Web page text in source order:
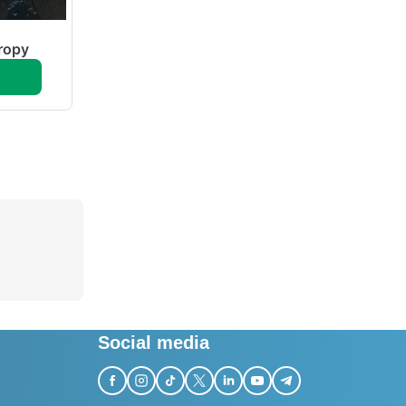
Social media